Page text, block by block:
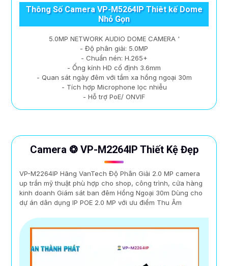
Thông Số Camera VP-M5264IP Thiêt kế Dome
Nhỏ Gọn
5.0MP NETWORK AUDIO DOME CAMERA '
- Độ phân giải: 5.0MP
- Chuẩn nén: H.265+
- Ống kính HD cố định 3.6mm
- Quan sát ngày đêm với tầm xa hồng ngoại 30m
- Tích hợp Microphone lọc nhiễu
- Hỗ trợ PoE/ ONVIF
Camera ❂ VP-M2264IP Thiết Kệ Đẹp
VP-M2264IP Hãng VanTech Độ Phân Giải 2.0 MP camera
up trần mỹ thuật phù hợp cho shop, công trình, cửa hàng
kinh doanh Giám sát ban đêm Hồng Ngoại 30m Dùng cho
dự án dân dụng IP POE 2.0 MP với ưu điểm Thu Âm